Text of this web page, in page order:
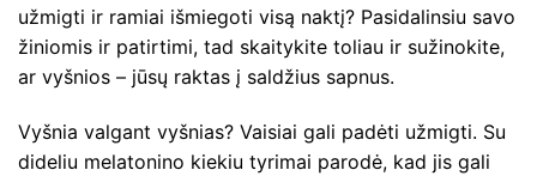
užmigti ir ramiai išmiegoti visą naktį? Pasidalinsiu savo
žiniomis ir patirtimi, tad skaitykite toliau ir sužinokite,
ar vyšnios – jūsų raktas į saldžius sapnus.
Vyšnia valgant vyšnias? Vaisiai gali padėti užmigti. Su
dideliu melatonino kiekiu tyrimai parodė, kad jis gali